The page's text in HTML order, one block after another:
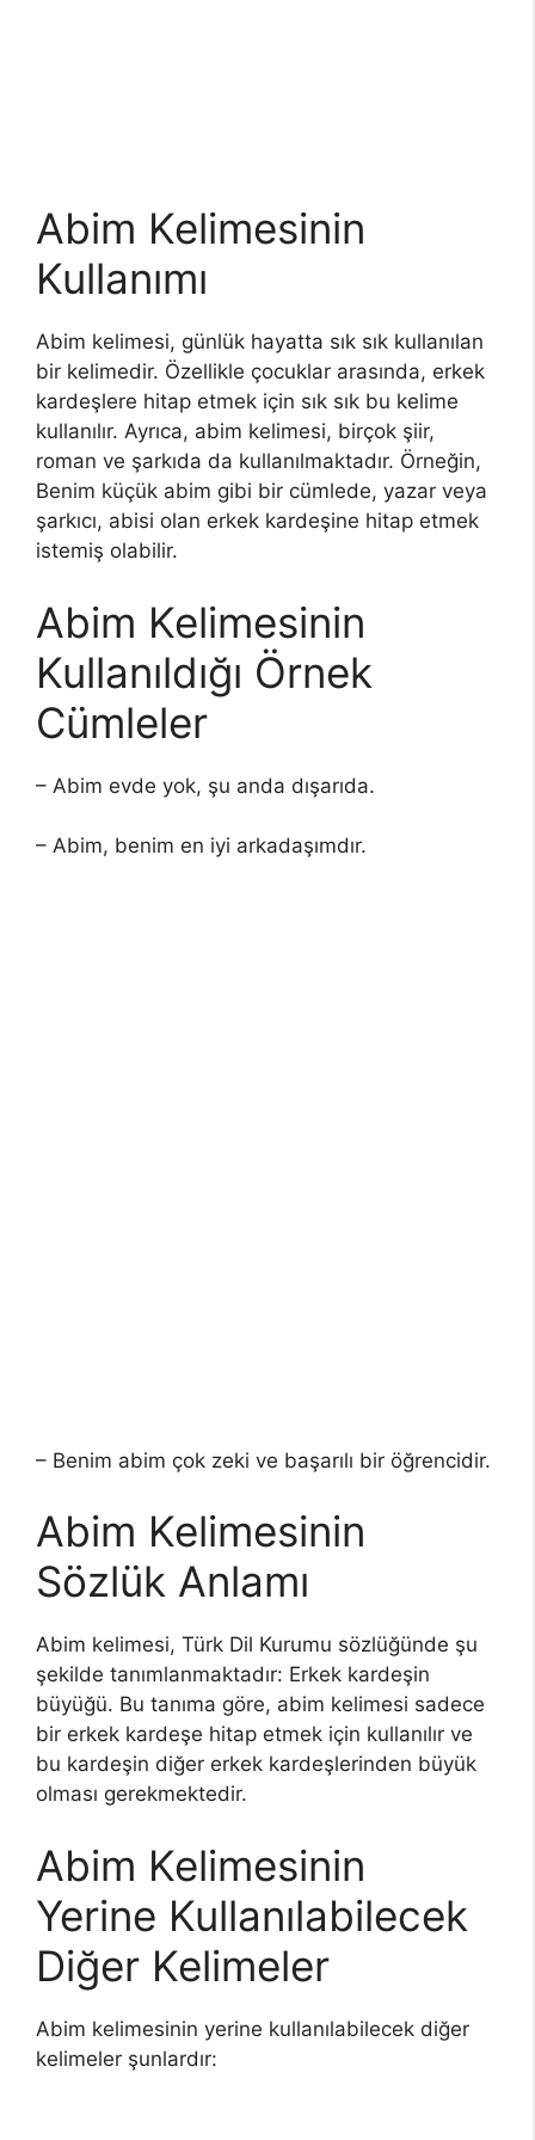
Abim Kelimesinin
Kullanımı
Abim kelimesi, günlük hayatta sık sık kullanılan
bir kelimedir. Özellikle çocuklar arasında, erkek
kardeşlere hitap etmek için sık sık bu kelime
kullanılır. Ayrıca, abim kelimesi, birçok şiir,
roman ve şarkıda da kullanılmaktadır. Örneğin,
Benim küçük abim gibi bir cümlede, yazar veya
şarkıcı, abisi olan erkek kardeşine hitap etmek
istemiş olabilir.
Abim Kelimesinin
Kullanıldığı Örnek
Cümleler
– Abim evde yok, şu anda dışarıda.
– Abim, benim en iyi arkadaşımdır.
– Benim abim çok zeki ve başarılı bir öğrencidir.
Abim Kelimesinin
Sözlük Anlamı
Abim kelimesi, Türk Dil Kurumu sözlüğünde şu
şekilde tanımlanmaktadır: Erkek kardeşin
büyüğü. Bu tanıma göre, abim kelimesi sadece
bir erkek kardeşe hitap etmek için kullanılır ve
bu kardeşin diğer erkek kardeşlerinden büyük
olması gerekmektedir.
Abim Kelimesinin
Yerine Kullanılabilecek
Diğer Kelimeler
Abim kelimesinin yerine kullanılabilecek diğer
kelimeler şunlardır: